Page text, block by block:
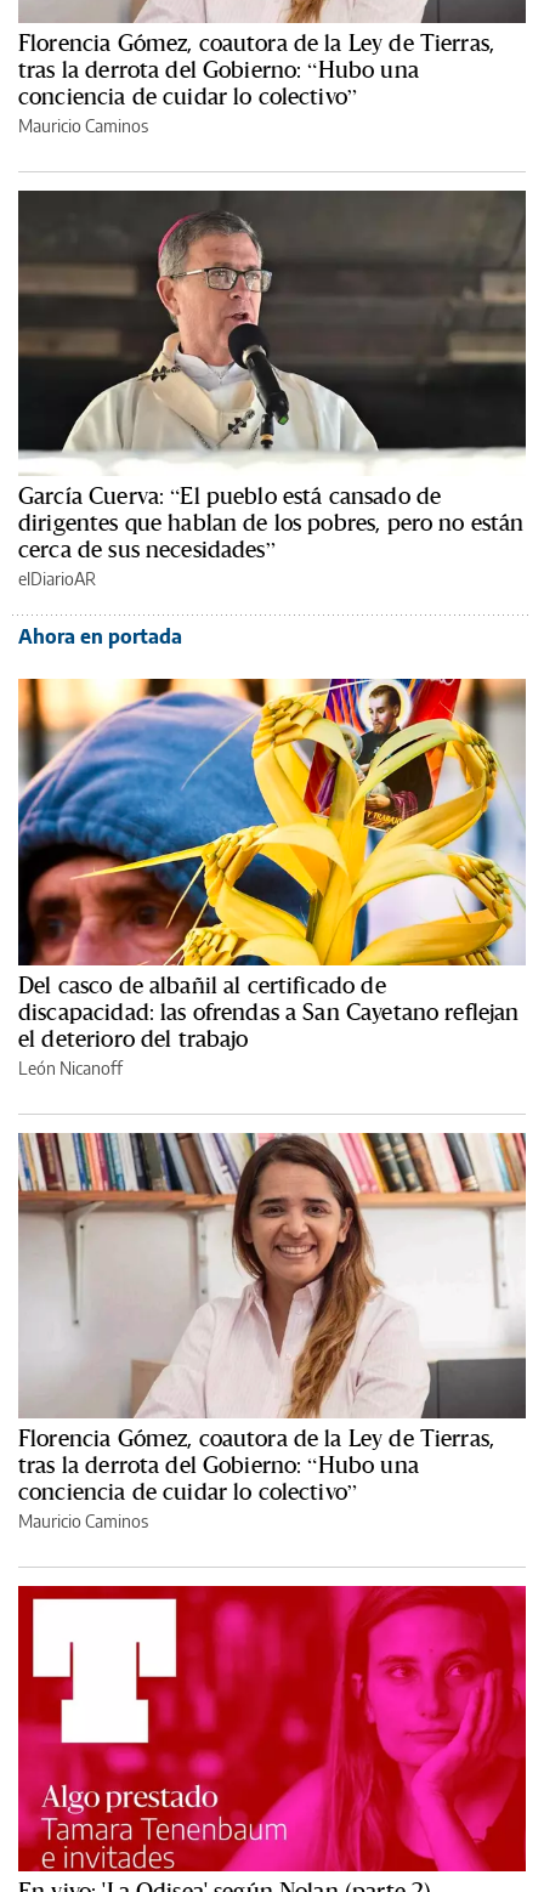
Florencia Gómez, coautora de la Ley de Tierras,
tras la derrota del Gobierno: “Hubo una
conciencia de cuidar lo colectivo”
Mauricio Caminos
García Cuerva: “El pueblo está cansado de
dirigentes que hablan de los pobres, pero no están
cerca de sus necesidades”
elDiarioAR
Ahora en portada
Del casco de albañil al certificado de
discapacidad: las ofrendas a San Cayetano reflejan
el deterioro del trabajo
León Nicanoff
Florencia Gómez, coautora de la Ley de Tierras,
tras la derrota del Gobierno: “Hubo una
conciencia de cuidar lo colectivo”
Mauricio Caminos